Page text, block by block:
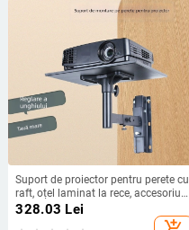
Suport de proiector pentru perete cu
raft, oțel laminat la rece, accesoriu
pentru polița TV
328.03 Lei